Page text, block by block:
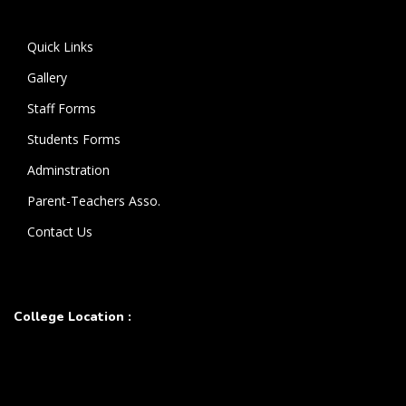
Quick Links
Gallery
Staff Forms
Students Forms
Adminstration
Parent-Teachers Asso.
Contact Us
College Location :